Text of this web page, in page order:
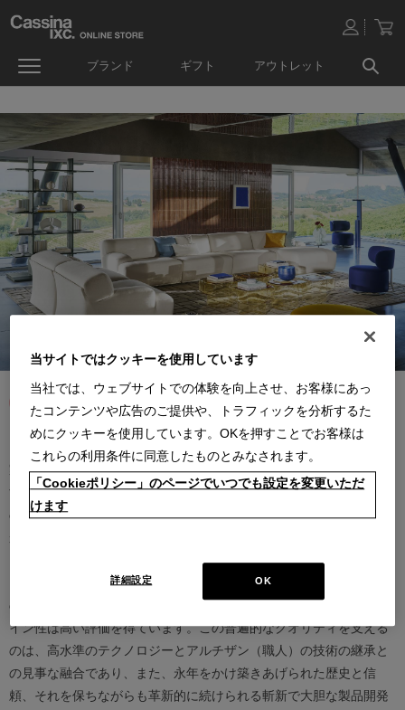
ブランド ギフト アウトレット
カッシーナは創業以来、インテリアの未来をデザインし続けてきた
家具業界では数少ないリーディングブランドとして知られていま
す。17世紀、イタリアで誕生したカッシーナは、教会の木製チェア
の製造に始まり、その後豪華客船の内装などを手掛け、技術力を確
ト・カッシーナによってカッシーナ社が設立されると、5０年代には
モダンファーニチャーの分野へと転身、その後多くの製品が世界中
の最も重要な美術館にコレクションされるなど、その完成度とデザ
イン性は高い評価を得ています。この普遍的なクオリティを支える
のは、高水準のテクノロジーとアルチザン（職人）の技術の継承と
の見事な融合であり、また、永年をかけ築きあげられた歴史と信
頼、それを保ちながらも革新的に続けられる斬新で大胆な製品開発
当サイトではクッキーを使用しています
当社では、ウェブサイトでの体験を向上させ、お客様にあっ
たコンテンツや広告のご提供や、トラフィックを分析するた
めにクッキーを使用しています。OKを押すことでお客様は
これらの利用条件に同意したものとみなされます。
「Cookieポリシー」のページでいつでも設定を変更いただ
けます
OK
詳細設定